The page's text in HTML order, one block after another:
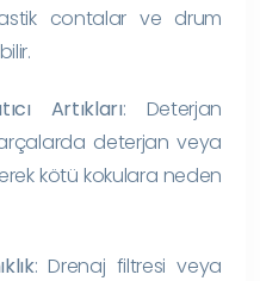
lastik contalar ve drum
Artıkları: Deterjan
deterjan veya
kötü kokulara neden
: Drenaj filtresi veya